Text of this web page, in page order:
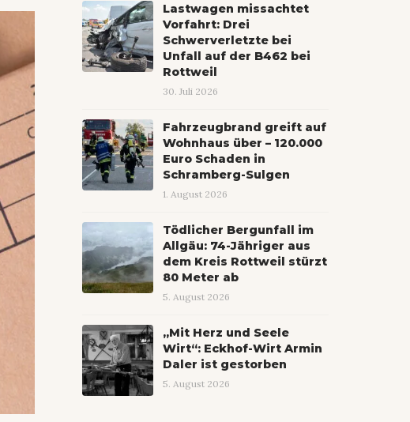
Lastwagen missachtet
Vorfahrt: Drei
Schwerverletzte bei
Unfall auf der B462 bei
Rottweil
30. Juli 2026
Fahrzeugbrand greift auf
Wohnhaus über – 120.000
Euro Schaden in
Schramberg-Sulgen
1. August 2026
Tödlicher Bergunfall im
Allgäu: 74-Jähriger aus
dem Kreis Rottweil stürzt
80 Meter ab
5. August 2026
„Mit Herz und Seele
Wirt“: Eckhof-Wirt Armin
Daler ist gestorben
5. August 2026